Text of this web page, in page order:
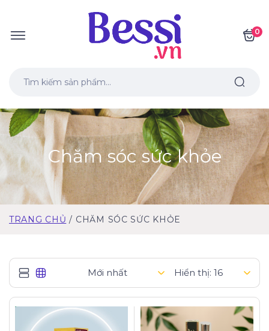
0
Chăm sóc sức khỏe
TRANG CHỦ CHĂM SÓC SỨC KHỎE
Hiển thị: